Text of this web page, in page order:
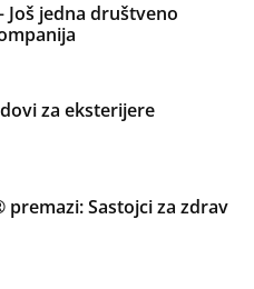
Još jedna društveno
za eksterijere
premazi: Sastojci za zdrav